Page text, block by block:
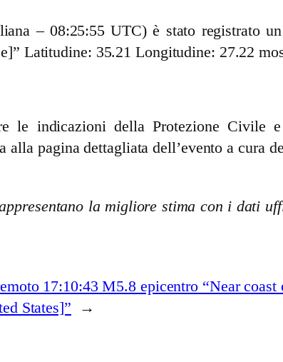
– 08:25:55 UTC) è stato registrato
Latitudine: 35.21 Longitudine: 27.22
le indicazioni della Protezione Civile
pagina dettagliata dell’evento a cura
la migliore stima con i dati
17:10:43 M5.8 epicentro “Near
States]”
→